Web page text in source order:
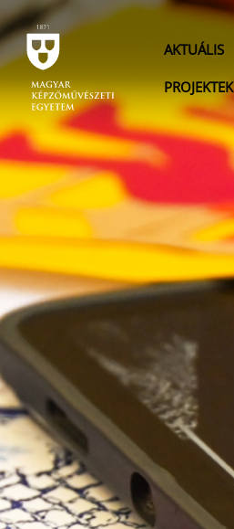
AKTUÁLIS
PROJEKTEK